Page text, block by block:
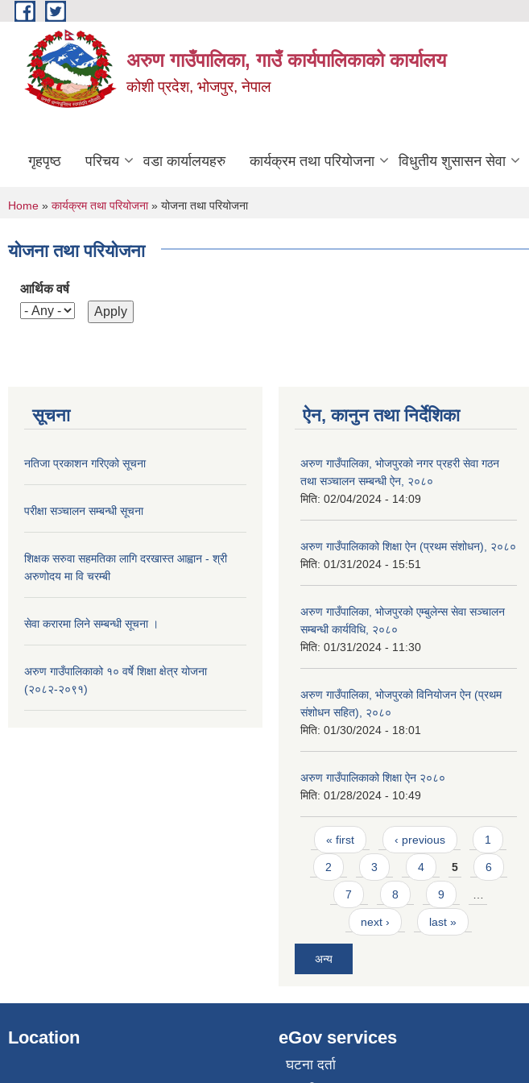
Skip to main content
अरुण गाउँपालिका, गाउँ कार्यपालिकाको कार्यालय
कोशी प्रदेश, भोजपुर, नेपाल
गृहपृष्ठ परिचय वडा कार्यालयहरु कार्यक्रम तथा परियोजना विधुतीय शुसासन सेवा
You are here
Home » कार्यक्रम तथा परियोजना» योजना तथा परियोजना
योजना तथा परियोजना
आर्थिक वर्ष
सूचना
नतिजा प्रकाशन गरिएको सूचना
परीक्षा सञ्चालन सम्बन्धी सूचना
शिक्षक सरुवा सहमतिका लागि दरखास्त आह्वान - श्री
अरुणोदय मा वि चरम्बी
सेवा करारमा लिने सम्बन्धी सूचना ।
अरुण गाउँपालिकाको १० वर्षे शिक्षा क्षेत्र योजना
(२०८२-२०९१)
ऐन, कानुन तथा निर्देशिका
अरुण गाउँपालिका, भोजपुरको नगर प्रहरी सेवा गठन
तथा सञ्‍चालन सम्बन्धी ऐन, २०८०
मिति: 02/04/2024 - 14:09
अरुण गाउँपालिकाको शिक्षा ऐन (प्रथम संशोधन), २०८०
मिति: 01/31/2024 - 15:51
अरुण गाउँपालिका, भोजपुरको एम्बुलेन्स सेवा सञ्चालन
सम्बन्धी कार्यविधि, २०८०
मिति: 01/31/2024 - 11:30
अरुण गाउँपालिका, भोजपुरको विनियोजन ऐन (प्रथम
संशोधन सहित), २०८०
मिति: 01/30/2024 - 18:01
अरुण गाउँपालिकाको शिक्षा ऐन २०८०
मिति: 01/28/2024 - 10:49
Pages
« first ‹ previous 1
2 3 4 5 6
7 8 9
next › last »
अन्य
Location eGov services
घटना दर्ता